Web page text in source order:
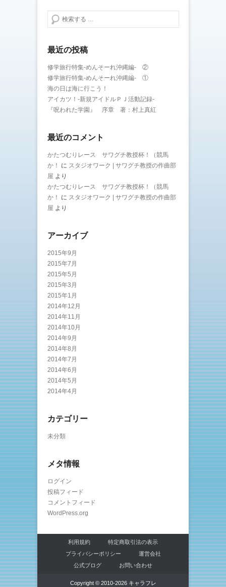
検索する
最近の投稿
修学旅行特集-めんそーれ沖縄編- ②
修学旅行特集-めんそーれ沖縄編- ①
海の日は海に行こう！
アイカツ！-新規アイドルＰＪ活動記録-
『呪われた学園』 序章 著：村上真紅
最近のコメント
かたつむりレース サワグチ教授杯！（競馬
か！
に スタジオワーク | サワグチ教授の作曲部
屋 より
かたつむりレース サワグチ教授杯！（競馬
か！
に スタジオワーク | サワグチ教授の作曲部
屋 より
アーカイブ
2015年9月
2015年7月
2015年5月
2015年3月
2015年1月
2014年12月
2014年11月
2014年10月
2014年9月
2014年8月
2014年7月
2014年6月
2014年5月
2014年4月
カテゴリー
未分類
メタ情報
ログイン
投稿フィード
コメントフィード
WordPress.org
利用規約
特定商取引法の表示
プライバシーポリシー
運営会社
公式ブログ
お問い合わせ
Copyright © 2010-2026 キャラフレ